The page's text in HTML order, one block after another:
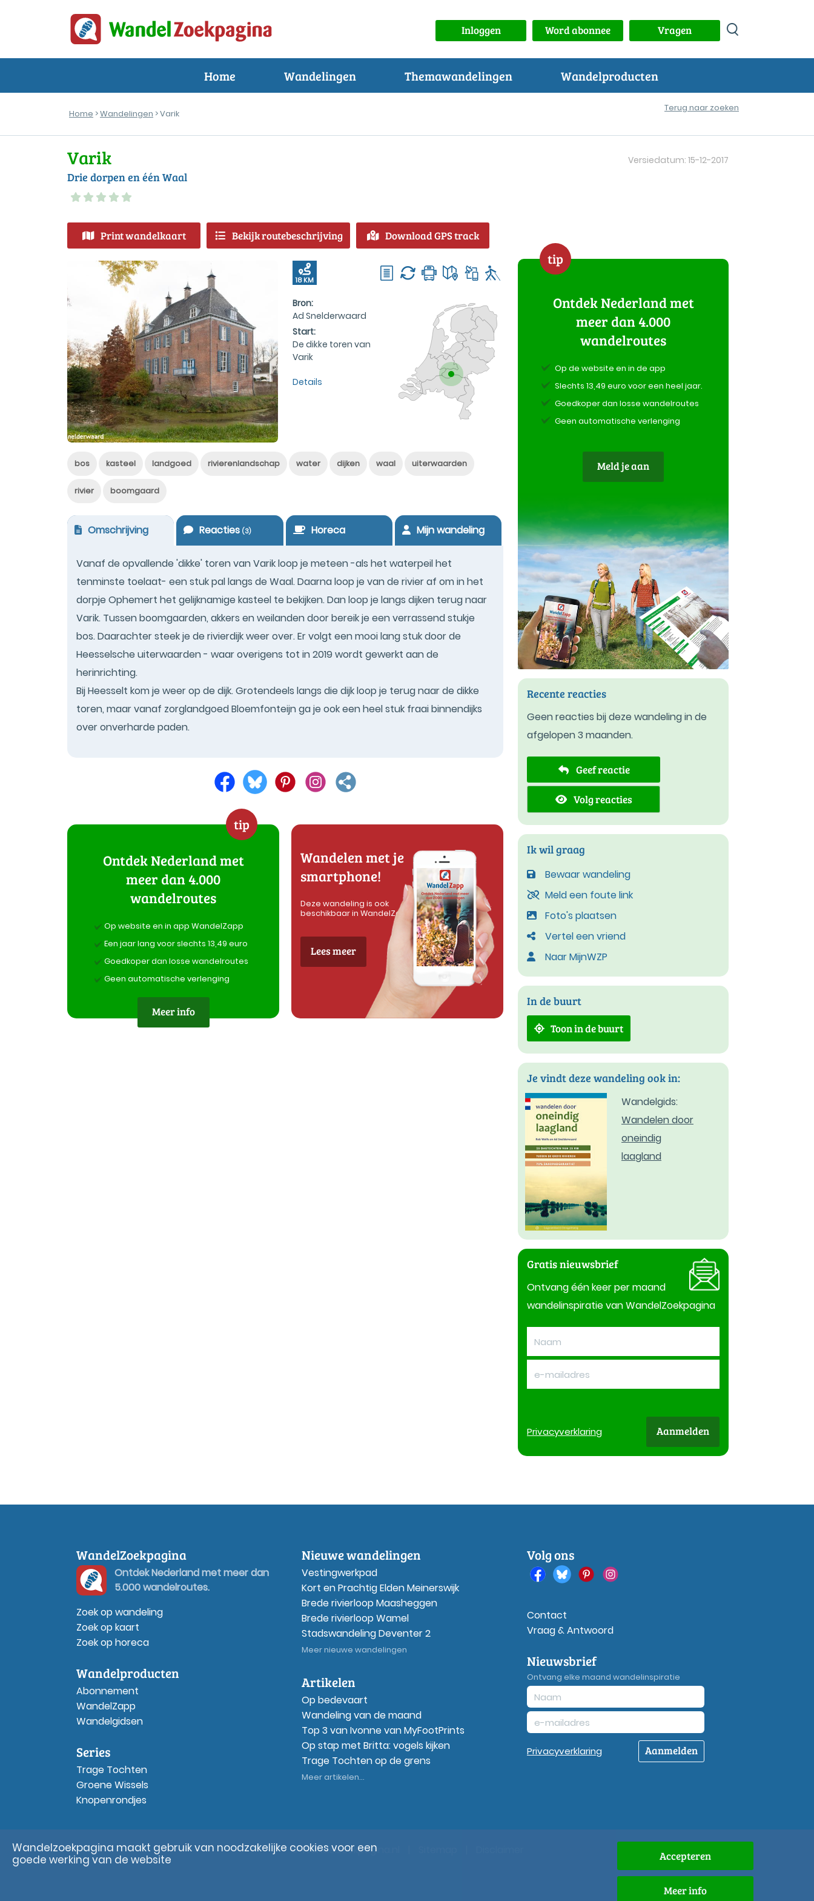
Inloggen Word abonnee Vragen
Home Wandelingen Themawandelingen Wandelproducten
Home >Wandelingen > Varik
Terug naar zoeken
Varik
Drie dorpen en één Waal
Versiedatum: 15-12-2017
Print wandelkaart Bekijk routebeschrijving Download GPS track
18 KM
Bron:
Ad Snelderwaard
Start:
De dikke toren van
Varik
Details
bos kasteel landgoed rivierenlandschap water dijken waal uiterwaarden
rivier boomgaard
Omschrijving Reacties(3) Horeca Mijn wandeling
Vanaf de opvallende 'dikke' toren van Varik loop je meteen -als het waterpeil het
tenminste toelaat- een stuk pal langs de Waal. Daarna loop je van de rivier af om in het
dorpje Ophemert het gelijknamige kasteel te bekijken. Dan loop je langs dijken terug naar
Varik. Tussen boomgaarden, akkers en weilanden door bereik je een verrassend stukje
bos. Daarachter steek je de rivierdijk weer over. Er volgt een mooi lang stuk door de
Heesselsche uiterwaarden - waar overigens tot in 2019 wordt gewerkt aan de
herinrichting.
Bij Heesselt kom je weer op de dijk. Grotendeels langs die dijk loop je terug naar de dikke
toren, maar vanaf zorglandgoed Bloemfonteijn ga je ook een heel stuk fraai binnendijks
over onverharde paden.
tip
Ontdek Nederland met
meer dan 4.000
wandelroutes
Op website en in app WandelZapp
Een jaar lang voor slechts 13,49 euro
Goedkoper dan losse wandelroutes
Geen automatische verlenging
Meer info
Wandelen met je
smartphone!
Deze wandeling is ook
beschikbaar in WandelZapp
Lees meer
tip
Ontdek Nederland met
meer dan 4.000
wandelroutes
Op de website en in de app
Slechts 13,49 euro voor een heel jaar.
Goedkoper dan losse wandelroutes
Geen automatische verlenging
Meld je aan
Recente reacties
Geen reacties bij deze wandeling in de
afgelopen 3 maanden.
Geef reactie
Volg reacties
Ik wil graag
Bewaar wandeling
Meld een foute link
Foto's plaatsen
Vertel een vriend
Naar MijnWZP
In de buurt
Toon in de buurt
Je vindt deze wandeling ook in:
Wandelgids:
Wandelen door
oneindig
laagland
Gratis nieuwsbrief
Ontvang één keer per maand
wandelinspiratie van WandelZoekpagina
Privacyverklaring Aanmelden
WandelZoekpagina
Ontdek Nederland met meer dan
5.000 wandelroutes.
Zoek op wandeling
Zoek op kaart
Zoek op horeca
Wandelproducten
Abonnement
WandelZapp
Wandelgidsen
Series
Trage Tochten
Groene Wissels
Knopenrondjes
Nieuwe wandelingen
Vestingwerkpad
Kort en Prachtig Elden Meinerswijk
Brede rivierloop Maasheggen
Brede rivierloop Wamel
Stadswandeling Deventer 2
Meer nieuwe wandelingen
Artikelen
Op bedevaart
Wandeling van de maand
Top 3 van Ivonne van MyFootPrints
Op stap met Britta: vogels kijken
Trage Tochten op de grens
Meer artikelen...
Volg ons
Contact
Vraag & Antwoord
Nieuwsbrief
Ontvang elke maand wandelinspiratie
Privacyverklaring Aanmelden
© Wandelzoekpagina.nl
Wandelzoekpagina maakt gebruik van noodzakelijke cookies voor een
goede werking van de website
Accepteren
Meer info